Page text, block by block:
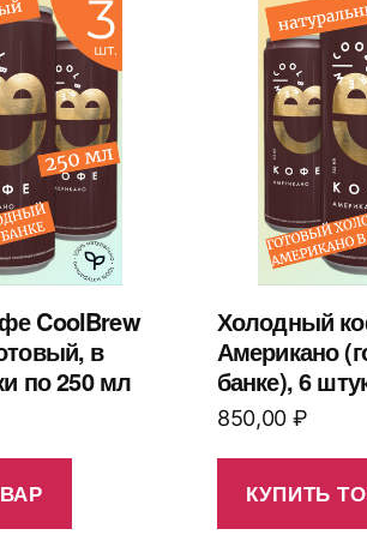
CoolBrew
в
по 250 мл
Холодный
Американо
банке), 6
850,00 ₽
КУПИТЬ